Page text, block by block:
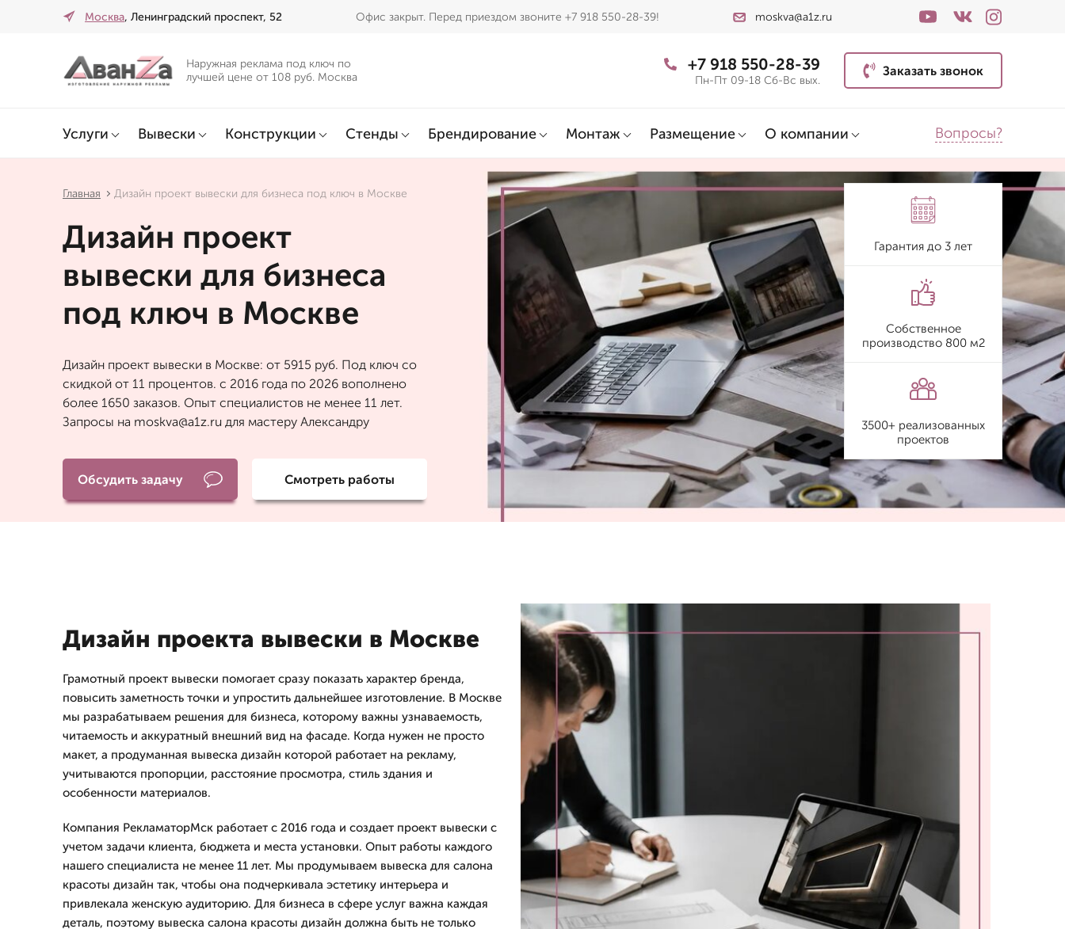
Москва, Ленинградский проспект, 52 Офис закрыт. Перед приездом звоните +7 918 550-28-39! moskva@a1z.ru
Наружная реклама под ключ по
лучшей цене от 108 руб. Москва
+7 918 550-28-39
Пн-Пт 09-18 Сб-Вс вых.
Заказать звонок
Услуги Вывески Конструкции Стенды Брендирование Монтаж Размещение О компании Вопросы?
Главная Дизайн проект вывески для бизнеса под ключ в Москве
Дизайн проект
вывески для бизнеса
под ключ в Москве
Дизайн проект вывески в Москве: от 5915 руб. Под ключ со
скидкой от 11 процентов. с 2016 года по 2026 вополнено
более 1650 заказов. Опыт специалистов не менее 11 лет.
Запросы на moskva@a1z.ru для мастеру Александру
Обсудить задачу Смотреть работы
Гарантия до 3 лет
Собственное
производство 800 м2
3500+ реализованных
проектов
Дизайн проекта вывески в Москве
Грамотный проект вывески помогает сразу показать характер бренда,
повысить заметность точки и упростить дальнейшее изготовление. В Москве
мы разрабатываем решения для бизнеса, которому важны узнаваемость,
читаемость и аккуратный внешний вид на фасаде. Когда нужен не просто
макет, а продуманная вывеска дизайн которой работает на рекламу,
учитываются пропорции, расстояние просмотра, стиль здания и
особенности материалов.
Компания РекламаторМск работает с 2016 года и создает проект вывески с
учетом задачи клиента, бюджета и места установки. Опыт работы каждого
нашего специалиста не менее 11 лет. Мы продумываем вывеска для салона
красоты дизайн так, чтобы она подчеркивала эстетику интерьера и
привлекала женскую аудиторию. Для бизнеса в сфере услуг важна каждая
деталь, поэтому вывеска салона красоты дизайн должна быть не только